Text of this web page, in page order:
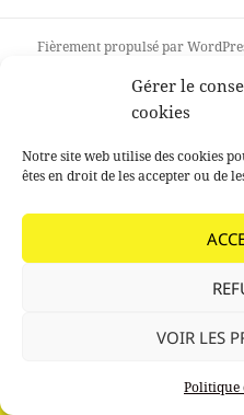
Gérer le
cookies
Notre site web utilise des cookies
êtes en droit de les accepter ou de
VOIR LES
Politique
Fièrement propulsé par